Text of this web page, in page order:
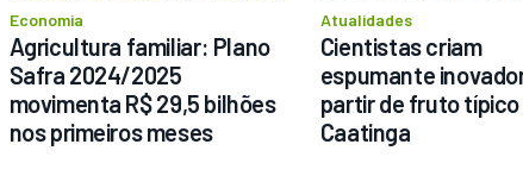
Economia
Agricultura familiar: Plano
Safra 2024/2025
movimenta R$ 29,5 bilhões
nos primeiros meses
Atualidades
Cientistas criam
espumante
partir de fruto típico
Caatinga